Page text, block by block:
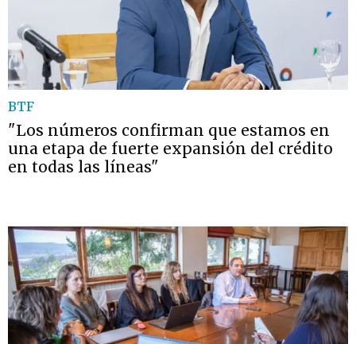
BTF
"Los números confirman que estamos en
una etapa de fuerte expansión del crédito
en todas las líneas"